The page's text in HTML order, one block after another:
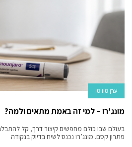
ערן טוויטו
מונג’רו – למי זה באמת מתאים ולמה?
בעולם שבו כולם מחפשים קיצור דרך, קל
פתרון קסם. מונג’רו נכנס לשיח בדיוק בנקודה